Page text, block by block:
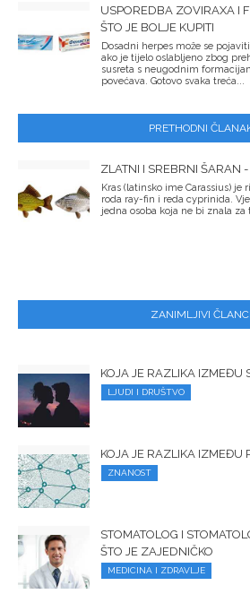
USPOREDBA ZOVIRAXA I
ŠTO JE BOLJE KUPITI
Dosadni herpes može se
ako je tijelo oslabljeno zbog
susreta s neugodnim
povećava. Gotovo svaka treća...
PRETHODNI
ZLATNI I SREBRNI ŠARAN
Kras (latinsko ime Carassius)
roda ray-fin i reda cyprinida.
jedna osoba koja ne bi znala za
ZANIMLJIVI ČLANCI
KOJA JE RAZLIKA IZMEĐU
LJUDI I DRUŠTVO
KOJA JE RAZLIKA IZMEĐU
ZNANOST
STOMATOLOG I
ŠTO JE ZAJEDNIČKO
MEDICINA I ZDRAVLJE